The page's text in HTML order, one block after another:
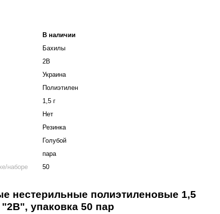
В наличии
Бахилы
2В
Украина
Полиэтилен
1,5 г
Нет
Резинка
Голубой
пара
наборе
50
нестерильные полиэтиленовые 1,5
упаковка 50 пар